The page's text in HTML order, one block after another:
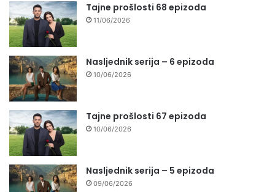
Tajne prošlosti 68 epizoda
11/06/2026
Nasljednik serija – 6 epizoda
10/06/2026
Tajne prošlosti 67 epizoda
10/06/2026
Nasljednik serija – 5 epizoda
09/06/2026